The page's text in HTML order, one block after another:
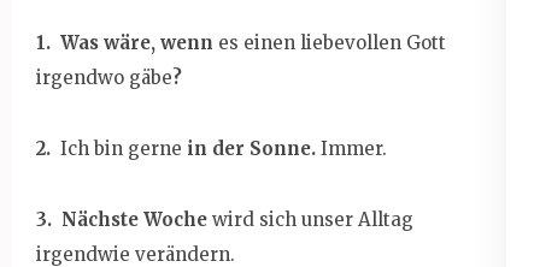
1. Was wäre, wenn es einen liebevollen Gott
irgendwo gäbe?
2. Ich bin gerne in der Sonne. Immer.
3. Nächste Woche wird sich unser Alltag
irgendwie verändern.